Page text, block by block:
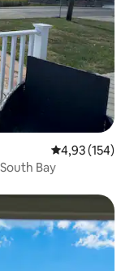
Prosječna
4,93 (154)
Bay